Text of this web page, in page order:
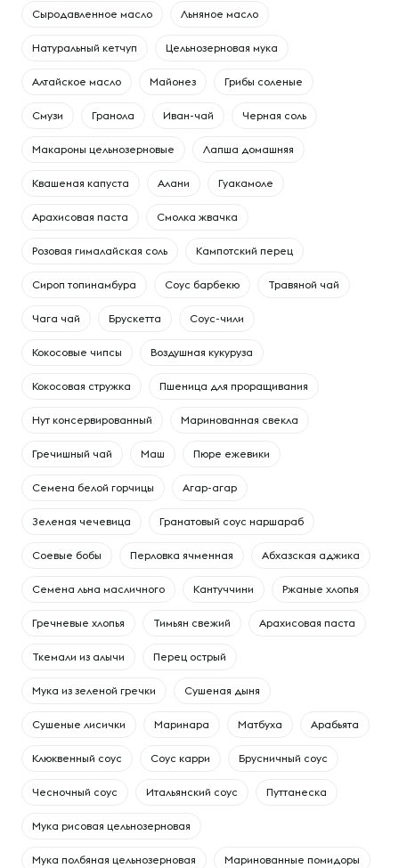
Сыродавленное масло Льняное масло
Натуральный кетчуп Цельнозерновая мука
Алтайское масло Майонез Грибы соленые
Смузи Гранола Иван-чай Черная соль
Макароны цельнозерновые Лапша домашняя
Квашеная капуста Алани Гуакамоле
Арахисовая паста Смолка жвачка
Розовая гималайская соль Кампотский перец
Сироп топинамбура Соус барбекю Травяной чай
Чага чай Брускетта Соус-чили
Кокосовые чипсы Воздушная кукуруза
Кокосовая стружка Пшеница для проращивания
Нут консервированный Маринованная свекла
Гречишный чай Маш Пюре ежевики
Семена белой горчицы Агар-агар
Зеленая чечевица Гранатовый соус наршараб
Соевые бобы Перловка ячменная Абхазская аджика
Семена льна масличного Кантуччини Ржаные хлопья
Гречневые хлопья Тимьян свежий Арахисовая паста
Ткемали из алычи Перец острый
Мука из зеленой гречки Сушеная дыня
Сушеные лисички Маринара Матбуха Арабьята
Клюквенный соус Соус карри Брусничный соус
Чесночный соус Итальянский соус Путтанеска
Мука рисовая цельнозерновая
Мука полбяная цельнозерновая Маринованные помидоры